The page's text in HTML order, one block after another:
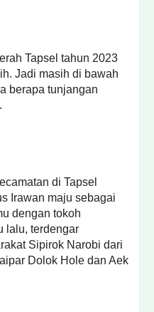
Tapsel tahun 2023
Jadi masih di bawah
berapa tunjangan
di Tapsel
Irawan maju sebagai
dengan tokoh
lalu, terdengar
Sipirok Narobi dari
Dolok Hole dan Aek